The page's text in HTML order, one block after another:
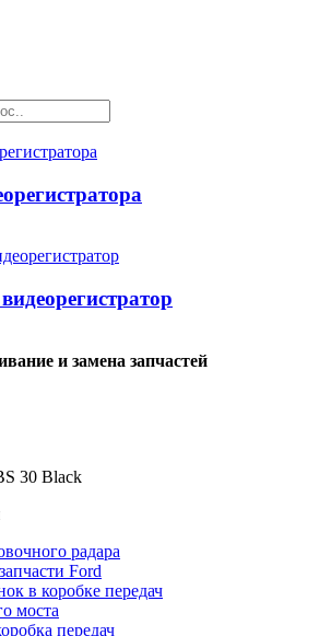
и замена запчастей
30 Black
радара
Ford
в коробке передач
моста
передач